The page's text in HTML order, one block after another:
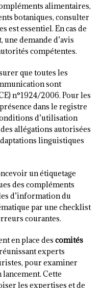
alimentaires,
botaniques, consulter
est essentiel. En cas de
demande d’avis
compétentes.
que toutes les
sont
n°1924/2006. Pour les
dans le registre
d’utilisation
allégations autorisées
linguistiques
un étiquetage
des compléments
d’information du
par une checklist
courantes.
en place des comités
experts
pour examiner
lancement. Cette
les expertises et de